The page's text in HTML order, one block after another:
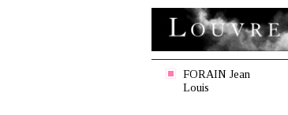
FORAIN Jean
Louis